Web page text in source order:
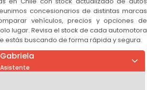
concesionarios de distintas marcas
vehículos, precios y opciones de
lugar. Revisa el stock de cada automotora
estás buscando de forma rápida y segura.
FullMotor
Gabriela
Asistente